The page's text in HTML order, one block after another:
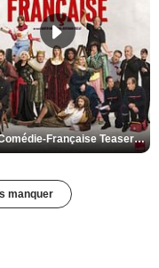
De la Comédie-Française Teaser VF
manquer